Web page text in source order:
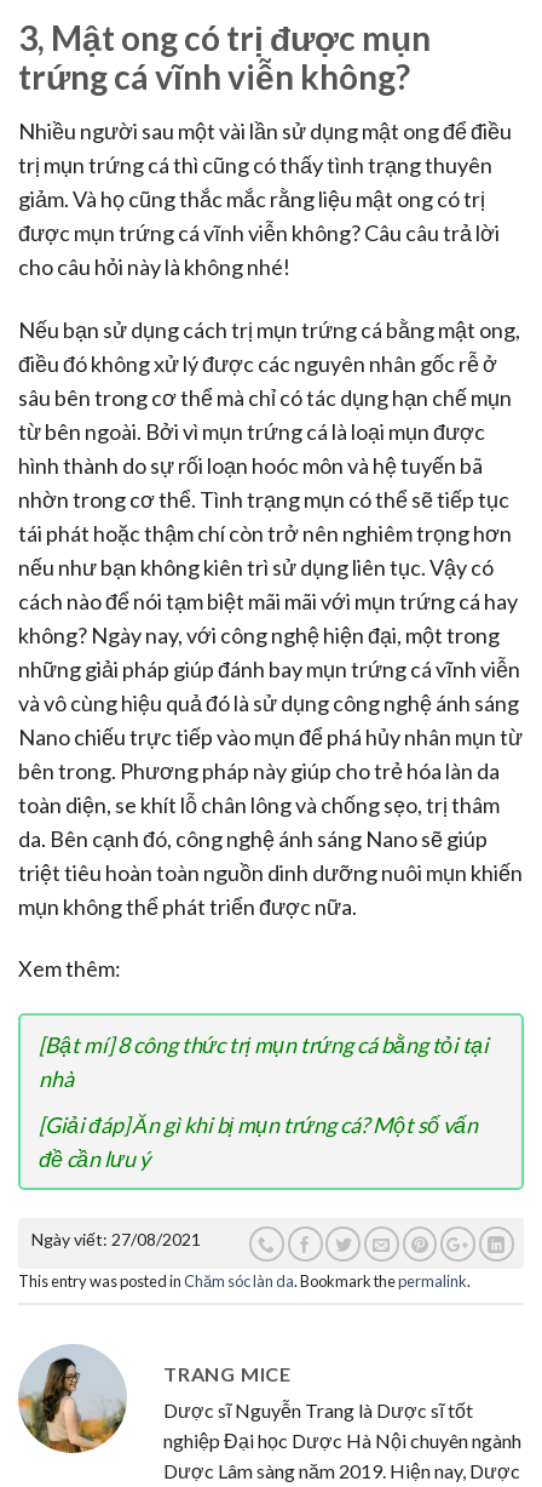
3, Mật ong có trị được mụn
trứng cá vĩnh viễn không?
Nhiều người sau một vài lần sử dụng mật ong để điều
trị mụn trứng cá thì cũng có thấy tình trạng thuyên
giảm. Và họ cũng thắc mắc rằng liệu mật ong có trị
được mụn trứng cá vĩnh viễn không? Câu câu trả lời
cho câu hỏi này là không nhé!
Nếu bạn sử dụng cách trị mụn trứng cá bằng mật ong,
điều đó không xử lý được các nguyên nhân gốc rễ ở
sâu bên trong cơ thể mà chỉ có tác dụng hạn chế mụn
từ bên ngoài. Bởi vì mụn trứng cá là loại mụn được
hình thành do sự rối loạn hoóc môn và hệ tuyến bã
nhờn trong cơ thể. Tình trạng mụn có thể sẽ tiếp tục
tái phát hoặc thậm chí còn trở nên nghiêm trọng hơn
nếu như bạn không kiên trì sử dụng liên tục. Vậy có
cách nào để nói tạm biệt mãi mãi với mụn trứng cá hay
không? Ngày nay, với công nghệ hiện đại, một trong
những giải pháp giúp đánh bay mụn trứng cá vĩnh viễn
và vô cùng hiệu quả đó là sử dụng công nghệ ánh sáng
Nano chiếu trực tiếp vào mụn để phá hủy nhân mụn từ
bên trong. Phương pháp này giúp cho trẻ hóa làn da
toàn diện, se khít lỗ chân lông và chống sẹo, trị thâm
da. Bên cạnh đó, công nghệ ánh sáng Nano sẽ giúp
triệt tiêu hoàn toàn nguồn dinh dưỡng nuôi mụn khiến
mụn không thể phát triển được nữa.
Xem thêm:
[Bật mí] 8 công thức trị mụn trứng cá bằng tỏi tại
nhà
[Giải đáp] Ăn gì khi bị mụn trứng cá? Một số vấn
đề cần lưu ý
Ngày viết: 27/08/2021
This entry was posted inChăm sóc làn da. Bookmark thepermalink.
TRANG MICE
Dược sĩ Nguyễn Trang là Dược sĩ tốt
nghiệp Đại học Dược Hà Nội chuyên ngành
Dược Lâm sàng năm 2019. Hiện nay, Dược